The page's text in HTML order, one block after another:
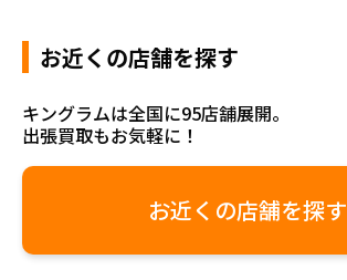
お近くの店舗を探す
キングラムは全国に95店舗展開。
出張買取もお気軽に！
お近くの店舗を探す